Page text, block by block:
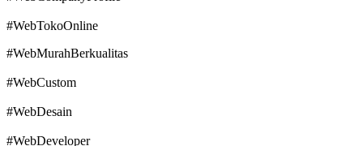
#WebTokoOnline
#WebMurahBerkualitas
#WebCustom
#WebDesain
#WebDeveloper